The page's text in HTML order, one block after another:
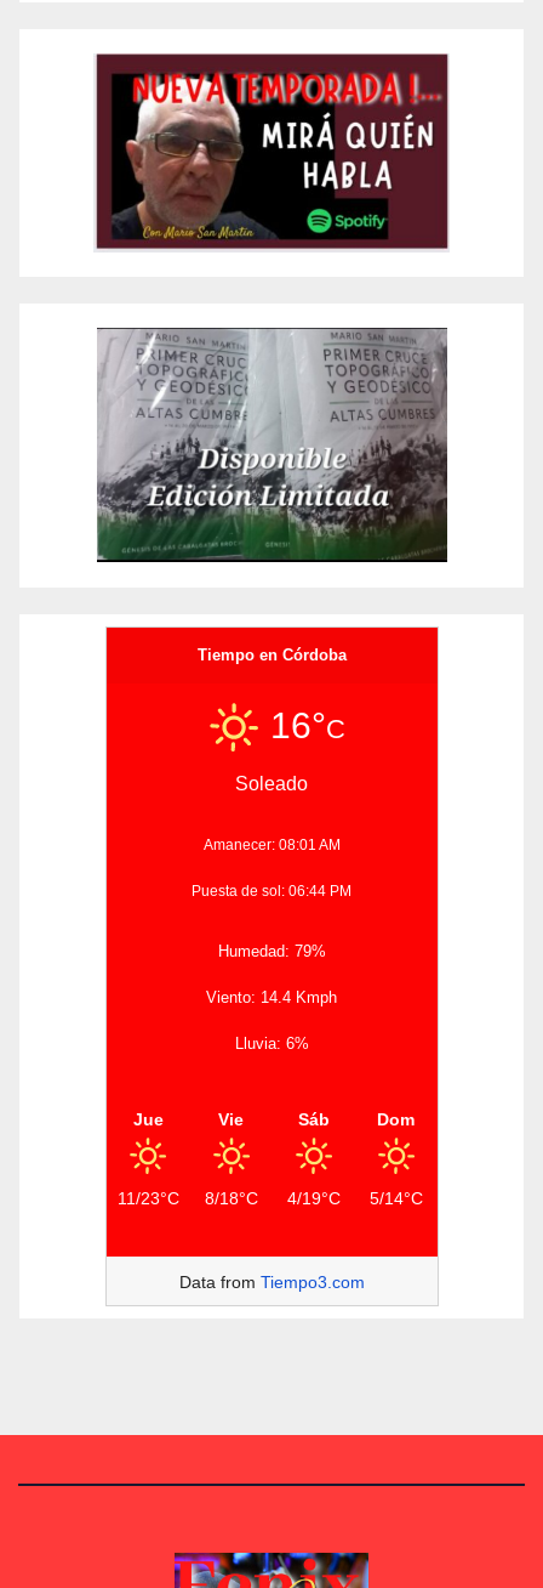
Tiempo en Córdoba
16°C
Soleado
Amanecer: 08:01 AM
Puesta de sol: 06:44 PM
Humedad: 79%
Viento: 14.4 Kmph
Lluvia: 6%
Jue
11/23°C
Vie
8/18°C
Sáb
4/19°C
Dom
5/14°C
Data from Tiempo3.com